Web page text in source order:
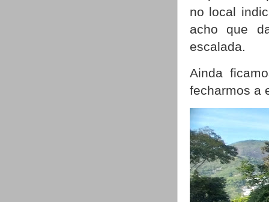
no local
acho que
escalada.
Ainda
fecharmos a